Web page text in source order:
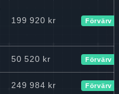
199 920 kr Förvärv
50 520 kr Förvärv
249 984 kr Förvärv